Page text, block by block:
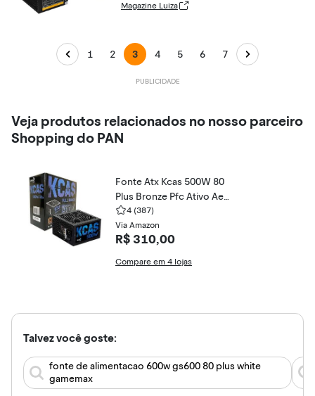
Magazine Luiza
1 2 3 4 5 6 7
Veja produtos relacionados no nosso parceiro
Shopping do PAN
Fonte Atx Kcas 500W 80
Plus Bronze Pfc Ativo Aer
ocool
4 (387)
Via Amazon
R$ 310,00
Compare em 4 lojas
Talvez você goste:
fonte de alimentacao 600w gs600 80 plus white
gamemax